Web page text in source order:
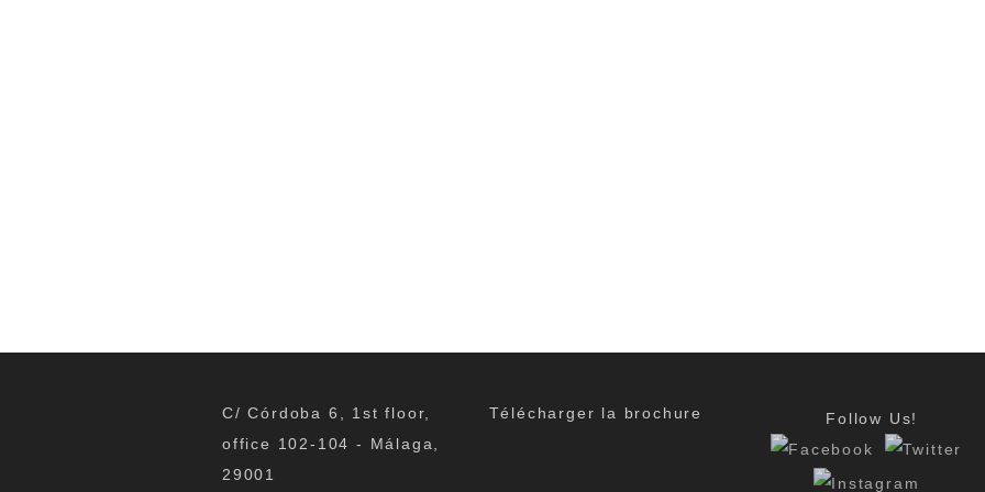
C/ Córdoba 6, 1st floor,
office 102-104 - Málaga,
29001
Télécharger la brochure Follow Us!